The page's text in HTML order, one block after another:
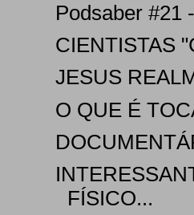
Podsaber #21
CIENTISTAS
JESUS
O QUE É
FÍSICO...